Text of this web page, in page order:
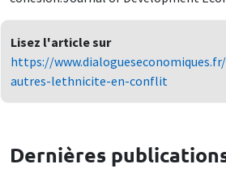
Lisez l'article sur
https://
autres-lethnicite-en-conflit
Dernières